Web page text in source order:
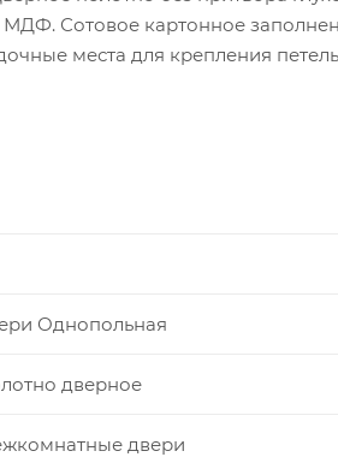
Сотовое картонное
места для крепления
Однопольная
дверное
двери